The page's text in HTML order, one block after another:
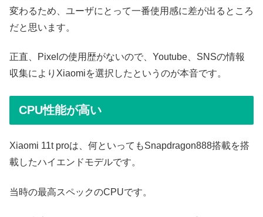
変わるため、ユーザにとって一番使用感に差が出るところ
だと思います。
正直、Pixelの使用歴がないので、Youtube、SNSの情報
収集によりXiaomiを選択したというのが本音です。
CPU性能が高い
Xiaomi 11t proは、何といってもSnapdragon888搭載を搭
載したハイエンドモデルです。
当時の最高スペックのCPUです。